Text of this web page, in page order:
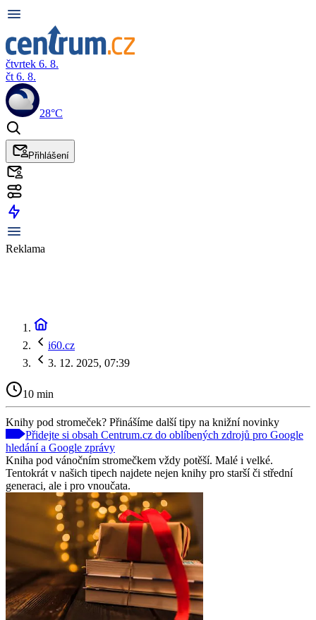
čtvrtek 6. 8.
čt 6. 8.
28°C
Přihlášení
Reklama
i60.cz
3. 12. 2025, 07:39
10 min
Knihy pod stromeček? Přinášíme další tipy na knižní novinky
Přidejte si obsah Centrum.cz do oblíbených zdrojů pro Google
hledání a Google zprávy
Kniha pod vánočním stromečkem vždy potěší. Malé i velké.
Tentokrát v našich tipech najdete nejen knihy pro starší či střední
generaci, ale i pro vnoučata.